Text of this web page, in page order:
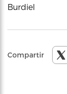
Burdiel
Compartir